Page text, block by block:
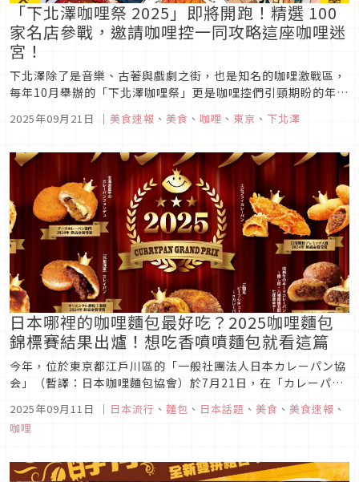
「下北澤咖哩祭 2025」即將開跑！精選 100
家名店參戰，邀請咖哩控一同攻略這座咖哩迷
宮！
下北澤除了是音樂、古著與戲劇之街，也是知名的咖哩激戰區，
每年10月舉辦的「下北澤咖哩祭」更是咖哩控們引頸期盼的年度
周邊盛大登場，為期18天的活動，共有100家店舖推出咖哩相關
動更與...
2025年09月21日 ｜ 美食速報 、 美食 、 咖哩 、 東京 、 下北澤
日本哪裡的咖哩麵包最好吃？2025咖哩麵包
錦標賽結果出爐！想吃香噴噴麵包就看這篇
今年，位於東京都江戶川區的「一般社團法人日本カレーパン協
会」（暫譯：日本咖哩麵包協會）於7月21日，在「カレーパン
正式公布了日本全國47都道府縣的咖哩麵包美味排行榜。今天就
讓我們帶大家來看看，究竟哪裡的咖哩麵包就好吃吧！
2025年09月11日 ｜ 日本流行 、 麵包 、 日本話題 、 美食 、 美食速報 、
咖哩